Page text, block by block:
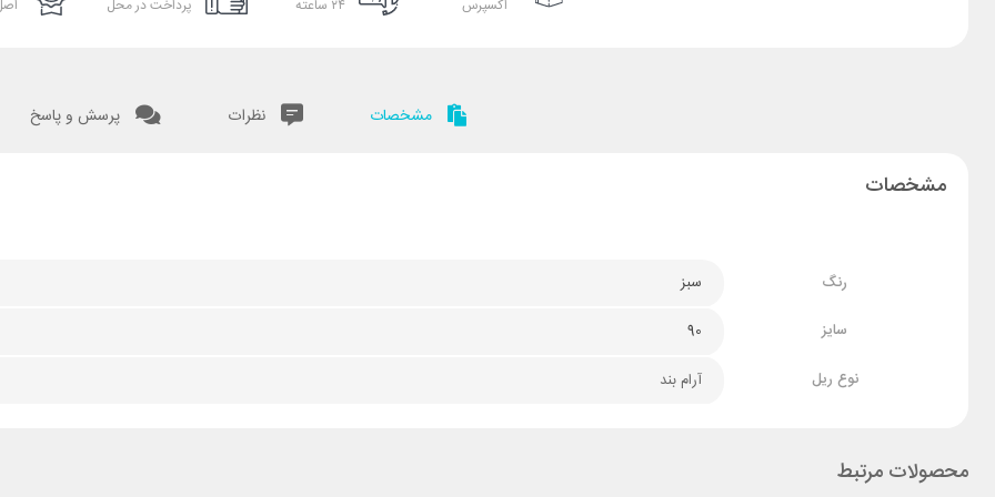
اکسپرس ۲۴ ساعته پرداخت در محل
مشخصات نظرات پرسش و پاسخ
مشخصات
رنگ
سبز
سایز
90
نوع ریل
آرام بند
محصولات مرتبط